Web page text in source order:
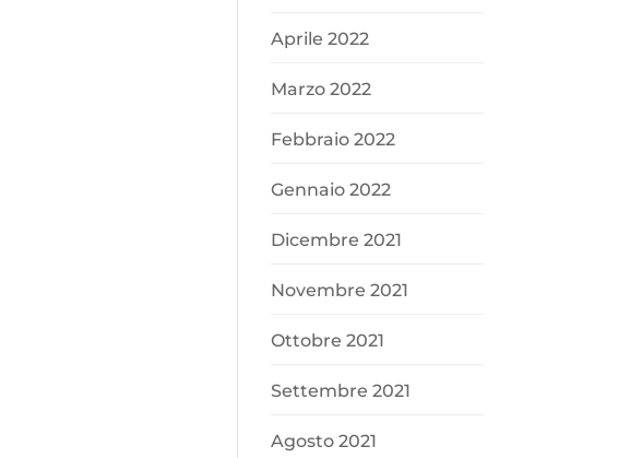
Aprile 2022
Marzo 2022
Febbraio 2022
Gennaio 2022
Dicembre 2021
Novembre 2021
Ottobre 2021
Settembre 2021
Agosto 2021